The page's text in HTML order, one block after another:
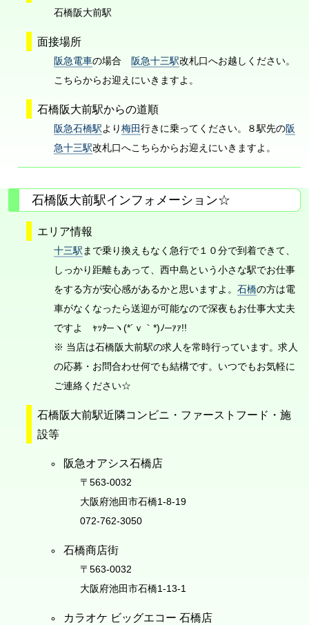
石橋阪大前駅
面接場所
阪急電車の場合 阪急十三駅改札口へお越しください。
こちらからお迎えにいきますよ。
石橋阪大前駅からの道順
阪急石橋駅より梅田行きに乗ってください。８駅先の阪
急十三駅改札口へこちらからお迎えにいきますよ。
石橋阪大前駅インフォメーション☆
エリア情報
十三駅 まで乗り換えもなく急行で１０分で到着できて、
しっかり距離もあって、西中島という小さな駅でお仕事
をする方が安心感があるかと思いますよ。 石橋の方は電
車がなくなったら送迎が可能なので深夜もお仕事大丈夫
ですよ ｬｯﾀ─ヽ(*´ｖ｀*)ﾉ─ｧｧ!!
※ 当店は石橋阪大前駅の求人を常時行っています。求人
の応募・お問合わせ何でも結構です。いつでもお気軽に
ご連絡ください☆
石橋阪大前駅近隣コンビニ・ファーストフード・施
設等
阪急オアシス石橋店
〒563-0032
大阪府池田市石橋1-8-19
072-762-3050
石橋商店街
〒563-0032
大阪府池田市石橋1-13-1
カラオケ ビッグエコー 石橋店